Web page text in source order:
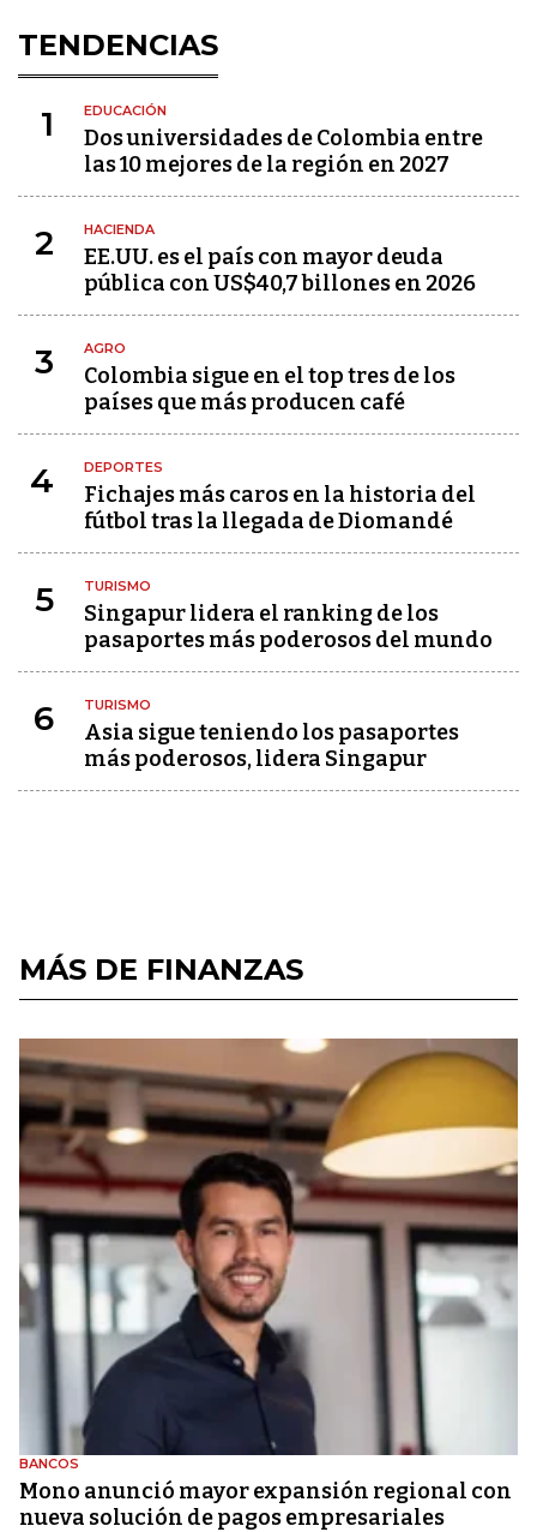
TENDENCIAS
1 EDUCACIÓN
Dos universidades de Colombia entre
las 10 mejores de la región en 2027
2 HACIENDA
EE.UU. es el país con mayor deuda
pública con US$40,7 billones en 2026
3 AGRO
Colombia sigue en el top tres de los
países que más producen café
4 DEPORTES
Fichajes más caros en la historia del
fútbol tras la llegada de Diomandé
5 TURISMO
Singapur lidera el ranking de los
pasaportes más poderosos del mundo
6 TURISMO
Asia sigue teniendo los pasaportes
más poderosos, lidera Singapur
MÁS DE FINANZAS
BANCOS
Mono anunció mayor expansión regional con
nueva solución de pagos empresariales